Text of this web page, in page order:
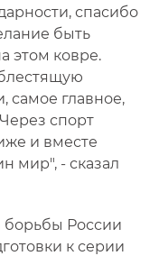
спасибо
быть
этом ковре.
самое главное,
спорт
и вместе
мир", - сказал
борьбы России
к серии